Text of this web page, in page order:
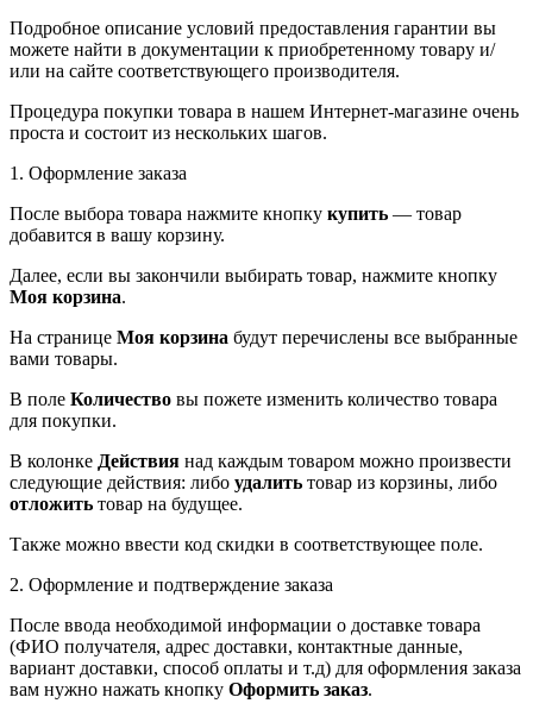
Подробное описание условий предоставления гарантии вы
можете найти в документации к приобретенному товару и/
или на сайте соответствующего производителя.
Процедура покупки товара в нашем Интернет-магазине очень
проста и состоит из нескольких шагов.
1. Оформление заказа
После выбора товара нажмите кнопку купить — товар
добавится в вашу корзину.
Далее, если вы закончили выбирать товар, нажмите кнопку
Моя корзина.
На странице Моя корзина будут перечислены все выбранные
вами товары.
В поле Количество вы пожете изменить количество товара
для покупки.
В колонке Действия над каждым товаром можно произвести
следующие действия: либо удалить товар из корзины, либо
отложить товар на будущее.
Также можно ввести код скидки в соответствующее поле.
2. Оформление и подтверждение заказа
После ввода необходимой информации о доставке товара
(ФИО получателя, адрес доставки, контактные данные,
вариант доставки, способ оплаты и т.д) для оформления заказа
вам нужно нажать кнопку Оформить заказ.